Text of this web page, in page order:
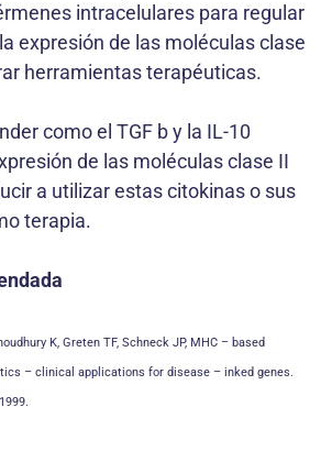
intracelulares para regular
expresión de las moléculas clase
herramientas terapéuticas.
como el TGF b y la IL-10
de las moléculas clase II
a utilizar estas citokinas o sus
terapia.
K, Greten TF, Schneck JP, MHC – based
– clinical applications for disease – inked genes.